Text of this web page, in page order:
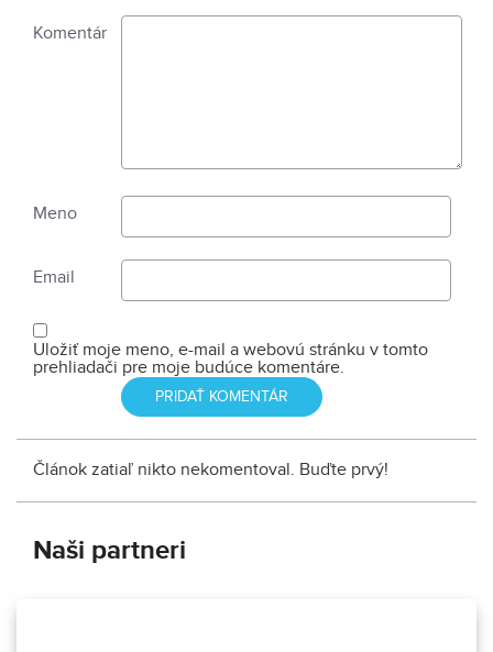
Komentár
Meno
Email
Uložiť moje meno, e-mail a webovú stránku v tomto
prehliadači pre moje budúce komentáre.
Článok zatiaľ nikto nekomentoval. Buďte prvý!
Naši partneri